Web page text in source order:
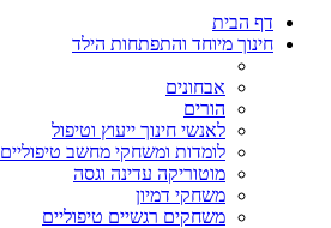
דף הבית
חינוך מיוחד והתפתחות הילד
אבחונים
הורים
לאנשי חינוך ייעוץ וטיפול
לומדות ומשחקי מחשב טיפוליים
מוטוריקה עדינה וגסה
משחקי דמיון
משחקים רגשיים טיפוליים